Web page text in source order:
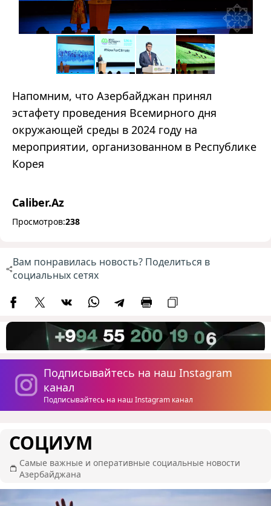
Напомним, что Азербайджан принял
эстафету проведения Всемирного дня
окружающей среды в 2024 году на
мероприятии, организованном в Республике
Корея
Caliber.Az
Просмотров:238
Вам понравилась новость? Поделиться в
социальных сетях
Подписывайтесь на наш Instagram
канал
Подписывайтесь на наш Instagram канал
СОЦИУМ
Самые важные и оперативные социальные новости
Азербайджана